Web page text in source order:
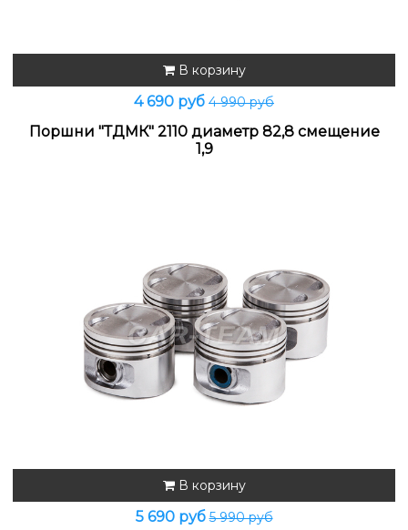
В корзину
4 690 руб 4 990 руб
Поршни "ТДМК" 2110 диаметр 82,8 смещение
1,9
В корзину
5 690 руб5 990 руб